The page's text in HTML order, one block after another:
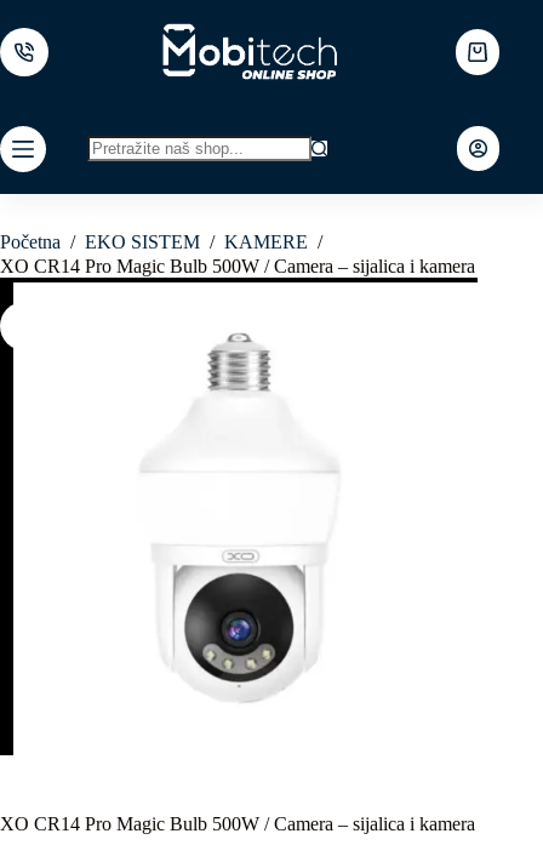
to
content
Shopping
cart
results
Početna / EKO SISTEM / KAMERE /
XO CR14 Pro Magic Bulb 500W / Camera – sijalica i kamera
XO CR14 Pro Magic Bulb 500W / Camera – sijalica i kamera